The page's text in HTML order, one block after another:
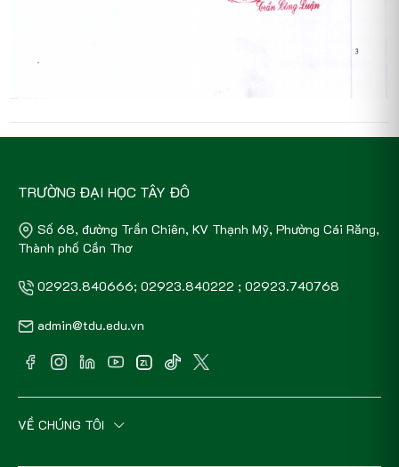
TRƯỜNG ĐẠI HỌC TÂY ĐÔ
Số 68, đường Trần Chiên, KV Thạnh Mỹ, Phường Cái Răng,
Thành phố Cần Thơ
02923.840666; 02923.840222 ; 02923.740768
admin@tdu.edu.vn
VỀ CHÚNG TÔI